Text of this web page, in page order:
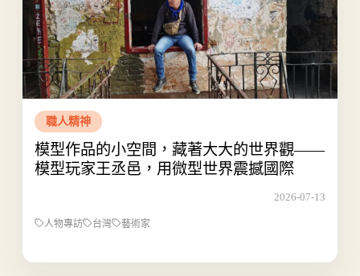
職人精神
模型作品的小空間，藏著大大的世界觀——
模型玩家王丞邑，用微型世界震撼國際
2026-07-13
人物專訪 台灣 藝術家